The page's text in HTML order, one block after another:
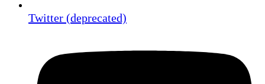
Twitter (deprecated)